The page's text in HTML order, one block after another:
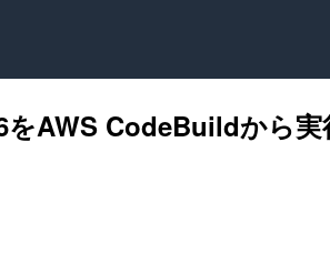
AWS CodeBuildから実